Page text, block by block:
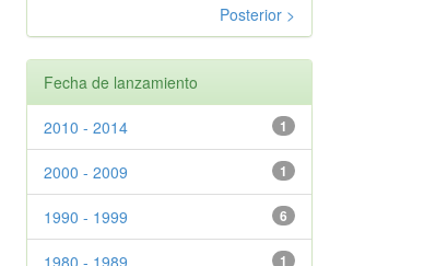
Posterior >
Fecha de lanzamiento
1
2010 - 2014
1
2000 - 2009
6
1990 - 1999
1
1980 - 1989